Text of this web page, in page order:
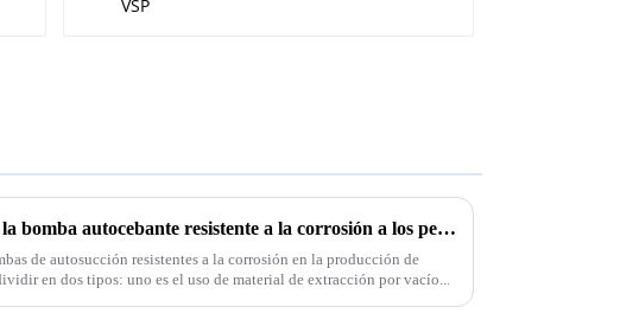
¿Cómo se aplica la bomba autocebante resistente a la corrosión a los pesticidas?
de autosucción resistentes a la corrosión en la producción de
en dos tipos: uno es el uso de material de extracción por vacío...